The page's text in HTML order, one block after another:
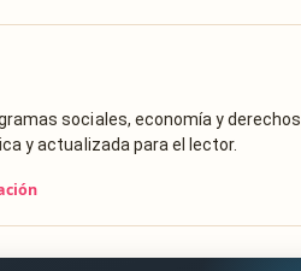
sociales, economía y derechos
y actualizada para el lector.